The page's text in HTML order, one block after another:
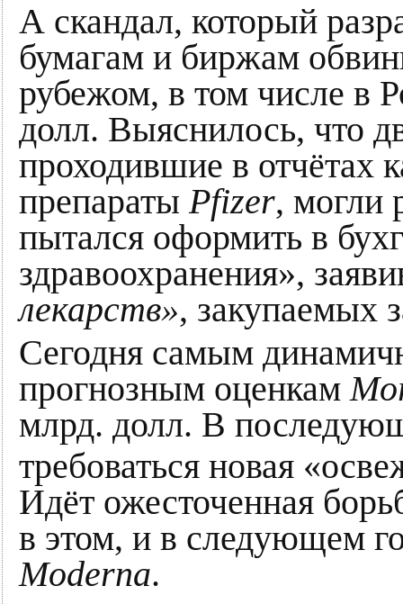
А скандал, который
бумагам и биржам
рубежом, в том числе в
долл. Выяснилось, что
проходившие в отчётах
препаратыPfizer, могли
пытался оформить в
здравоохранения»,
лекарств», закупаемых
Сегодня самым
прогнозным оценкам
млрд. долл. В
требоваться новая
Идёт ожесточенная
в этом, и в следующем
Moderna.